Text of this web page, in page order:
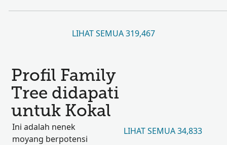
LIHAT SEMUA 319,467
Profil Family
Tree didapati
untuk Kokal
Ini adalah nenek
moyang berpotensi
LIHAT SEMUA 34,833